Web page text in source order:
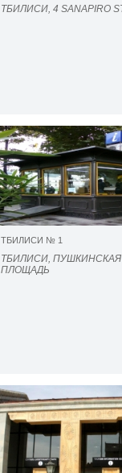
ТБИЛИСИ, 4 SANAPIRO
ТБИЛИСИ № 1
ТБИЛИСИ, ПУШКИНСКАЯ
ПЛОЩАДЬ